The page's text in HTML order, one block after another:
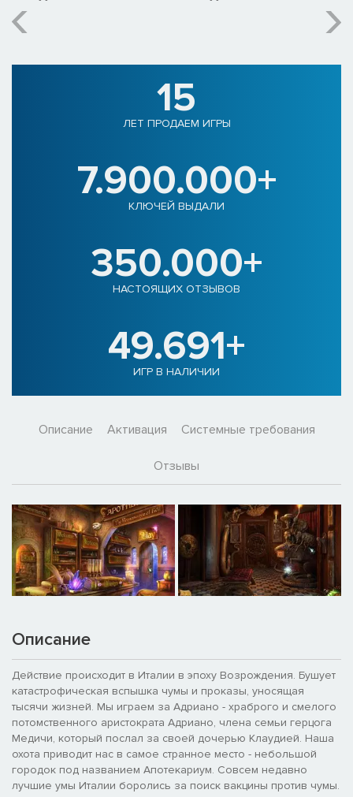
15
ЛЕТ ПРОДАЕМ ИГРЫ
7.900.000+
КЛЮЧЕЙ ВЫДАЛИ
350.000+
НАСТОЯЩИХ ОТЗЫВОВ
49.691+
ИГР В НАЛИЧИИ
Описание Активация Системные требования
Отзывы
Описание
Действие происходит в Италии в эпоху Возрождения. Бушует
катастрофическая вспышка чумы и проказы, уносящая
тысячи жизней. Мы играем за Адриано - храброго и смелого
потомственного аристократа Адриано, члена семьи герцога
Медичи, который послал за своей дочерью Клаудией. Наша
охота приводит нас в самое странное место - небольшой
городок под названием Апотекариум. Совсем недавно
лучшие умы Италии боролись за поиск вакцины против чумы.